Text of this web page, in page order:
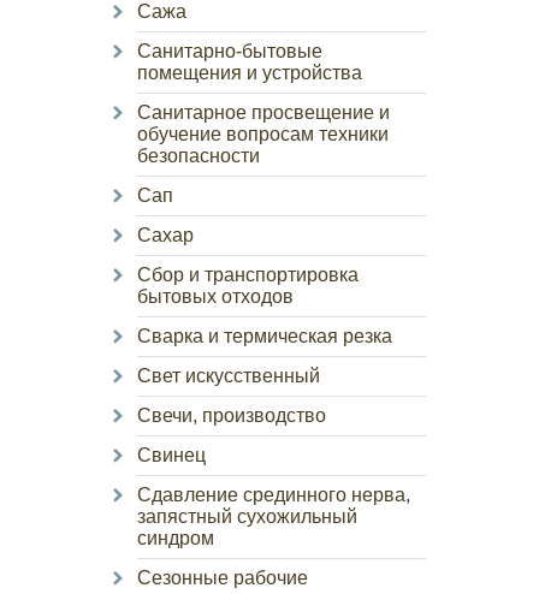
Сажа
Санитарно-бытовые
помещения и устройства
Санитарное просвещение и
обучение вопросам техники
безопасности
Сап
Сахар
Сбор и транспортировка
бытовых отходов
Сварка и термическая резка
Свет искусственный
Свечи, производство
Свинец
Сдавление срединного нерва,
запястный сухожильный
синдром
Сезонные рабочие